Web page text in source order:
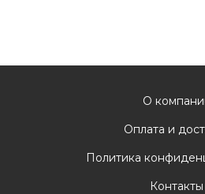
О
Оплата и
Политика
Контакты